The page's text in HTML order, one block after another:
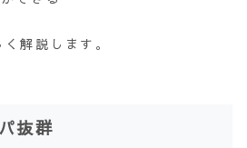
解説します。
抜群